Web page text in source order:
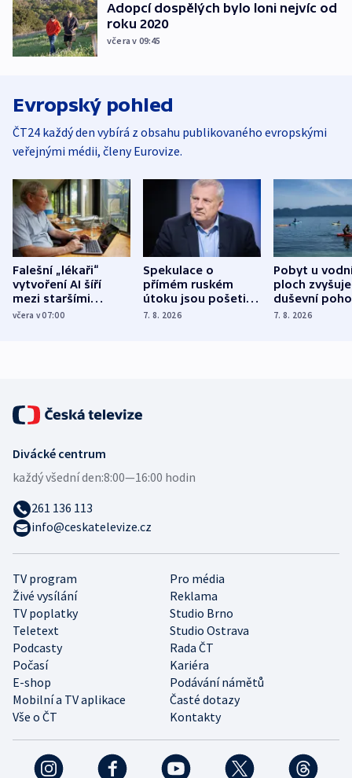
Adopcí dospělých bylo loni nejvíc od
roku 2020
včera v 09:45
Evropský pohled
ČT24 každý den vybírá z obsahu publikovaného evropskými
veřejnými médii, členy Eurovize.
Falešní „lékaři“
vytvoření AI šíří
mezi staršími
Poláky nebezpečné
včera v 07:00
Spekulace o
přímém ruském
útoku jsou pošetilé,
míní estonský
7. 8. 2026
Pobyt u
ploch zvyšuje
duševní
ukázala
7. 8. 2026
TV program
Pro média
Živé vysílání
Reklama
TV poplatky
Studio Brno
Teletext
Studio Ostrava
Podcasty
Rada ČT
Počasí
Kariéra
E-shop
Podávání námětů
Mobilní a TV aplikace
Časté dotazy
Vše o ČT
Kontakty
Divácké centrum
každý všední den:8:00—16:00 hodin
261 136 113
info@ceskatelevize.cz